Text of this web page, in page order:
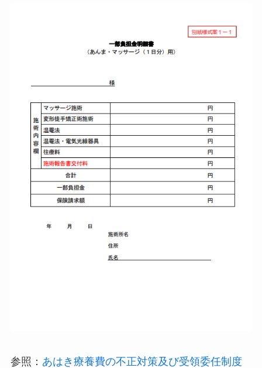
参照： あはき療養費の不正対策及び受領委任制度